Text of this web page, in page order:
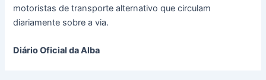
motoristas de transporte alternativo que circulam
diariamente sobre a via.
Diário Oficial da Alba